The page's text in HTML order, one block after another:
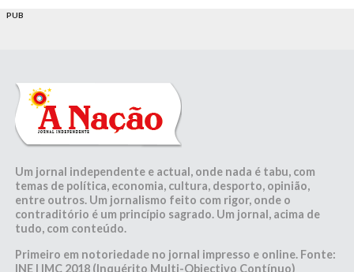
PUB
Um jornal independente e actual, onde nada é tabu, com
temas de política, economia, cultura, desporto, opinião,
entre outros. Um jornalismo feito com rigor, onde o
contraditório é um princípio sagrado. Um jornal, acima de
tudo, com conteúdo.
Primeiro em notoriedade no jornal impresso e online. Fonte:
INE | IMC 2018 (Inquérito Multi-Objectivo Contínuo)